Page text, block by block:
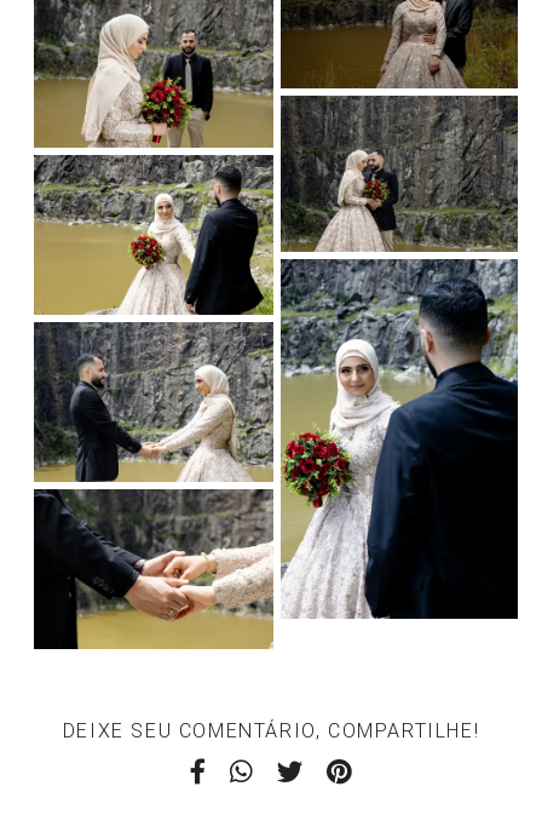
DEIXE SEU COMENTÁRIO, COMPARTILHE!